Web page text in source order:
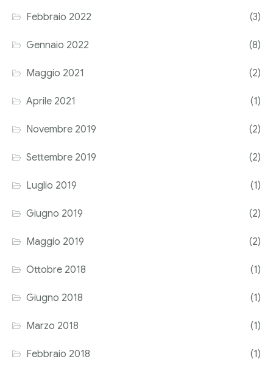
Febbraio 2022 (3)
Gennaio 2022 (8)
Maggio 2021 (2)
Aprile 2021 (1)
Novembre 2019 (2)
Settembre 2019 (2)
Luglio 2019 (1)
Giugno 2019 (2)
Maggio 2019 (2)
Ottobre 2018 (1)
Giugno 2018 (1)
Marzo 2018 (1)
Febbraio 2018 (1)